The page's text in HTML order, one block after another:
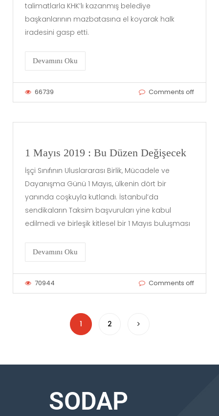
talimatlarla KHK’lı kazanmış belediye
başkanlarının mazbatasına el koyarak halk
iradesini gasp etti.
Devamını Oku
66739 Comments off
1 Mayıs 2019 : Bu Düzen Değişecek
İşçi Sınıfının Uluslararası Birlik, Mücadele ve
Dayanışma Günü 1 Mayıs, ülkenin dört bir
yanında coşkuyla kutlandı. İstanbul’da
sendikaların Taksim başvuruları yine kabul
edilmedi ve birleşik kitlesel bir 1 Mayıs buluşması
Devamını Oku
70944 Comments off
1 2
SODAP